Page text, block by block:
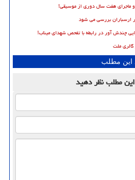
و ماجرای هفت سال دوری از موسیقی!
ارسباران بررسی می شود
چندش آور در رابطه با تفحص شهدای میناب!
ملت
این مطلب
مطلبنظر دهید